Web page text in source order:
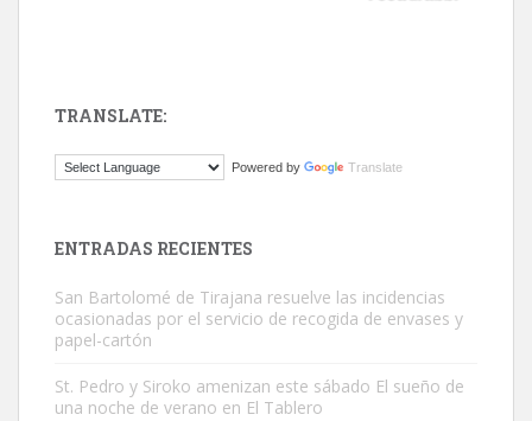
El ayuntamiento se va a llevar a Los Gatos callejeros de la zona los
TRANSLATE:
Powered by Translate
ENTRADAS RECIENTES
San Bartolomé de Tirajana resuelve las incidencias
ocasionadas por el servicio de recogida de envases y
papel-cartón
St. Pedro y Siroko amenizan este sábado El sueño de
una noche de verano en El Tablero